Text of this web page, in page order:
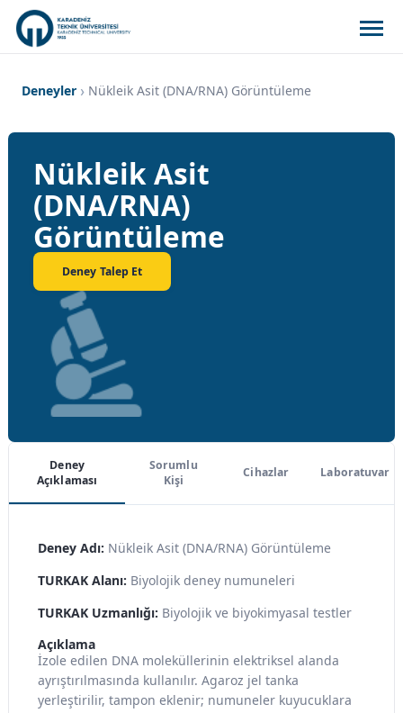
Deneyler Nükleik Asit (DNA/RNA) Görüntüleme
Nükleik Asit
(DNA/RNA)
Görüntüleme
Deney Talep Et
Deney
Açıklaması
Sorumlu
Kişi
Cihazlar Laboratuvar
Deney Adı: Nükleik Asit (DNA/RNA) Görüntüleme
TURKAK Alanı: Biyolojik deney numuneleri
TURKAK Uzmanlığı: Biyolojik ve biyokimyasal testler
Açıklama
İzole edilen DNA moleküllerinin elektriksel alanda
ayrıştırılmasında kullanılır. Agaroz jel tanka
yerleştirilir, tampon eklenir; numuneler kuyucuklara